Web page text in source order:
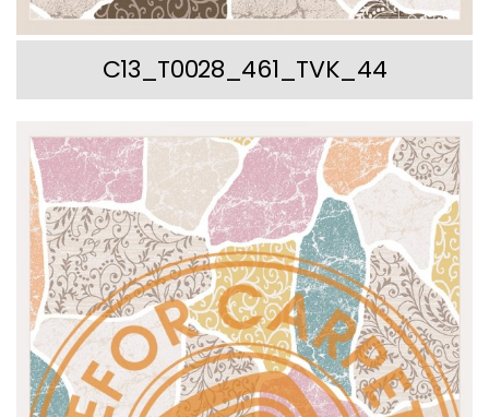
C13_T0028_461_TVK_44